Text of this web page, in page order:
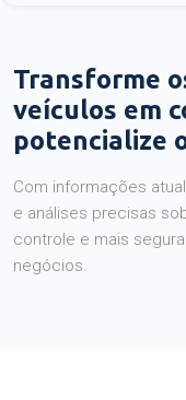
Transforme
veículos em
potencialize
Com informações
e análises precisas
controle e mais
negócios.